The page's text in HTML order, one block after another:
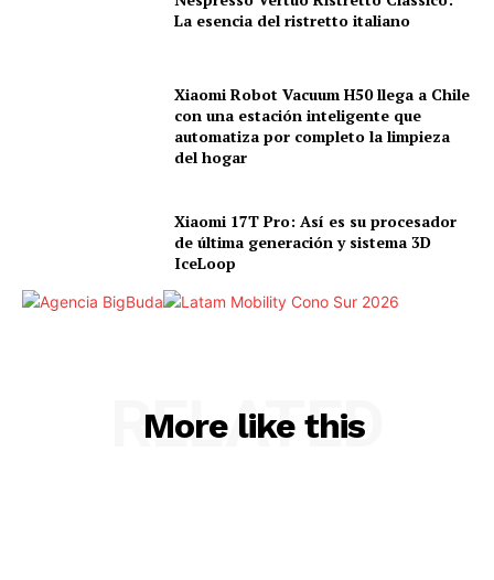
La esencia del ristretto italiano
Xiaomi Robot Vacuum H50 llega a Chile
con una estación inteligente que
automatiza por completo la limpieza
del hogar
Xiaomi 17T Pro: Así es su procesador
de última generación y sistema 3D
IceLoop
More like this
RELATED